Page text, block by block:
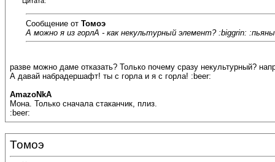
Сообщение от Томоэ
А можно я из горлА - как некультурный элемент? :biggrin:
разве можно даме отказать? Только почему сразу некультурный?
А давай набрадершафт! ты с горла и я с горла! :beer:
AmazoNkA
Мона. Только сначала стаканчик, плиз.
:beer:
Томоэ